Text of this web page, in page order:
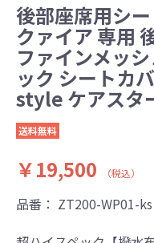
後部座席用シ
クァイア 専用
ファインメッ
ック シートカ
style ケアスタ
送料無料
￥19,500 （税込）
品番： ZT200-WP01-